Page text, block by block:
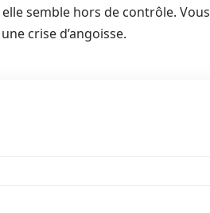
semble hors de contrôle. Vous
crise d’angoisse.